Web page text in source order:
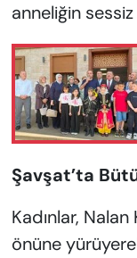
anneliğin sessiz
Şavşat’ta
Kadınlar,
önüne